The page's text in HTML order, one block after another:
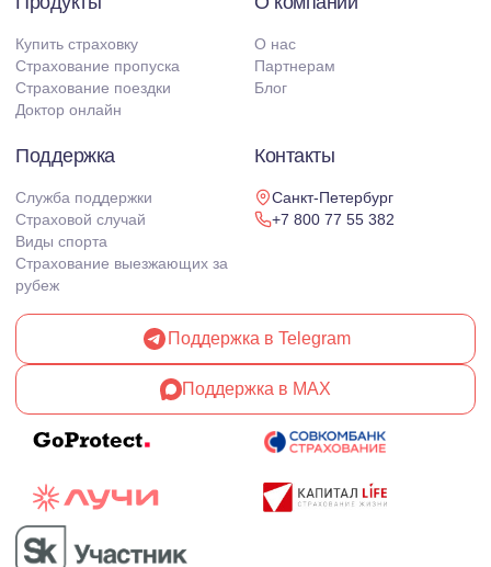
О нас
Партнерам
Блог
Поддержка
Служба поддержки
Страховой случай
Виды спорта
Страхование выезжающих за
рубеж
Купить страховку
Страхование пропуска
Страхование поездки
Доктор онлайн
Контакты
Санкт-Петербург
+7 800 77 55 382
Поддержка в Telegram
Поддержка в MAX